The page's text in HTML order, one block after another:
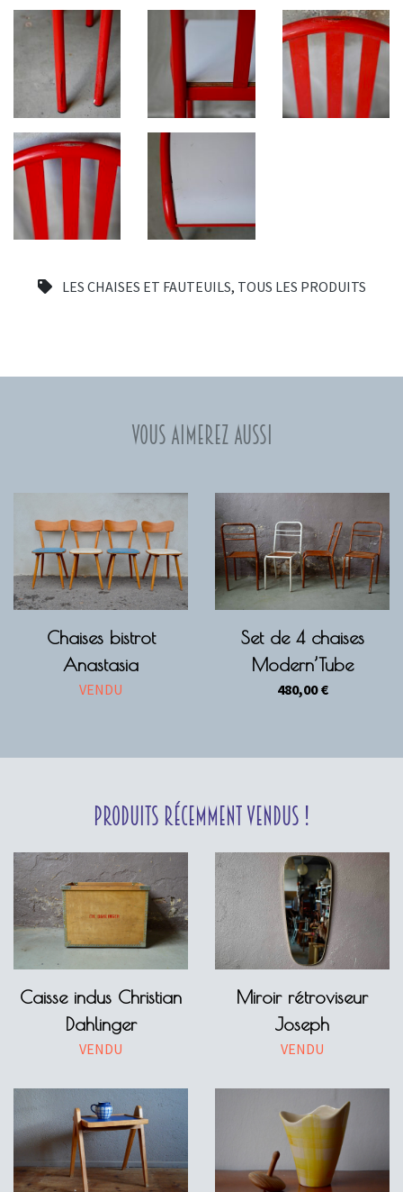
LES CHAISES ET FAUTEUILS, TOUS LES PRODUITS
Vous aimerez aussi
Chaises bistrot
Anastasia
VENDU
Set de 4 chaises
Modern’Tube
480,00€
Produits récemment vendus !
Caisse indus Christian
Dahlinger
VENDU
Miroir rétroviseur
Joseph
VENDU